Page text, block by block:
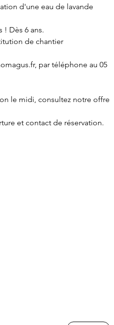
d'une eau de lavande
Dès 6 ans.
de chantier
par téléphone au 05
le midi, consultez notre offre
et contact de réservation.